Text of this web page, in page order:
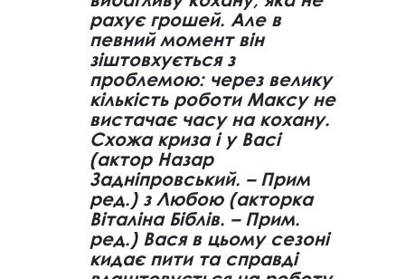
рахує грошей. Але в
певний момент він
зіштовхується з
проблемою: через велику
кількість роботи Максу не
вистачає часу на кохану.
Схожа криза і у Васі
(актор Назар
Задніпровський. – Прим
ред.) з Любою (акторка
Віталіна Біблів. – Прим.
ред.) Вася в цьому сезоні
кидає пити та справді